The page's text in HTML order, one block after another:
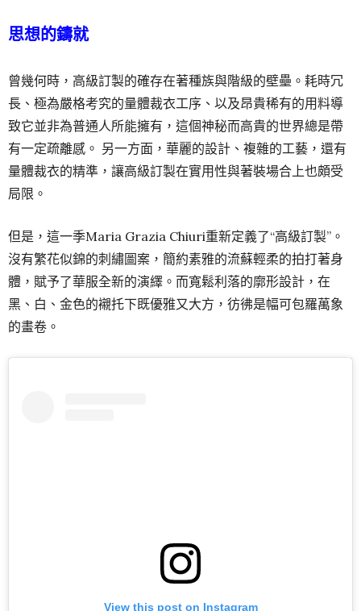
思想的鑄就
曾幾何時，高級訂製的確存在著種族與階級的壁壘。耗時冗
長、極為嚴格考究的量體裁衣工序、以及昂貴稀有的用料導
致它並非為普通人所能擁有，這個神秘而高貴的世界總是帶
有一定疏離感。 另一方面，華麗的設計、複雜的工藝，還有
量體裁衣的精準，讓高級訂製在實用性與著裝場合上也頗受
局限。
但是，這一季Maria Grazia Chiuri重新定義了“高級訂製”。
沒有繁花似錦的刺繡圖案，簡約素雅的流蘇輕柔的拍打著身
體，賦予了華服全新的演繹。而寬鬆利落的廓形設計，在
黑、白、金色的襯托下既優雅又大方，彷彿是幅可包羅萬象
的畫卷。
View this post on Instagram